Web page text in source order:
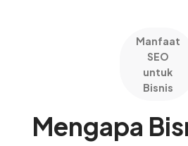
Manfaat
SEO
untuk
Bisnis
Mengapa